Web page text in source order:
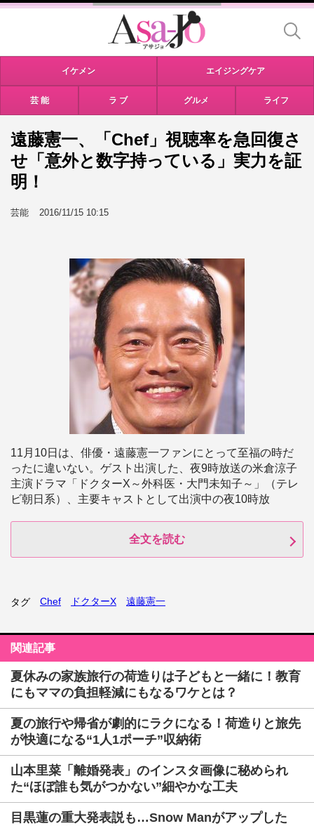
イケメン エイジングケア
芸 能 ラ ブ グルメ ライフ
遠藤憲一、「Chef」視聴率を急回復さ
せ「意外と数字持っている」実力を証
明！
芸能 2016/11/15 10:15
11月10日は、俳優・遠藤憲一ファンにとって至福の時だ
ったに違いない。ゲスト出演した、夜9時放送の米倉涼子
主演ドラマ「ドクターX～外科医・大門未知子～」（テレ
ビ朝日系）、主要キャストとして出演中の夜10時放
全文を読む
タグ Chef ドクターX 遠藤憲一
関連記事
夏休みの家族旅行の荷造りは子どもと一緒に！教育
にもママの負担軽減にもなるワケとは？
夏の旅行や帰省が劇的にラクになる！荷造りと旅先
が快適になる“1人1ポーチ”収納術
山本里菜「離婚発表」のインスタ画像に秘められ
た“ほぼ誰も気がつかない”細やかな工夫
目黒蓮の重大発表説も…Snow Manがアップした